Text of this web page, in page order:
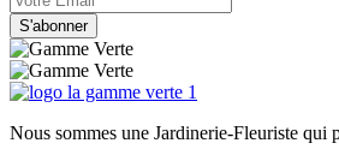
S'abonner
Nous sommes une Jardinerie-Fleuriste qui